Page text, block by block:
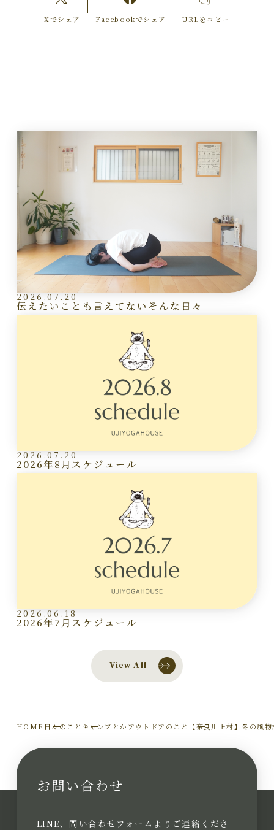
Xでシェア Facebookでシェア URLをコピー
2026.07.20
伝えたいことも言えてないそんな日々
2026.07.20
2026年8月スケジュール
2026.06.18
2026年7月スケジュール
View All
HOME 日々のこと キャンプとかアウトドアのこと 【奈良川上村】冬の風
お問い合わせ
LINE、問い合わせフォームよりご連絡くださ